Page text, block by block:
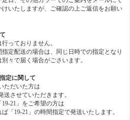
いたしますが、ご確認の上ご返信をお願い
っておりません。
定配送の場合は、同じ日時での指定となり
々で届く場合がごさいます。
定に関して
ただいた方は
送させていただきます。
21」をご希望の方は
「19-21」の時間指定で発送いたします。